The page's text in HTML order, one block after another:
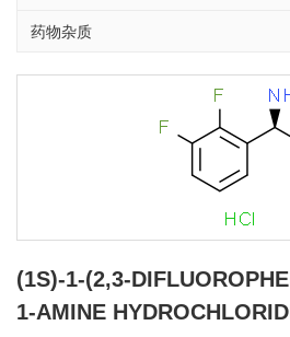
药物杂质
(1S)-1-(2,3-
1-AMINE